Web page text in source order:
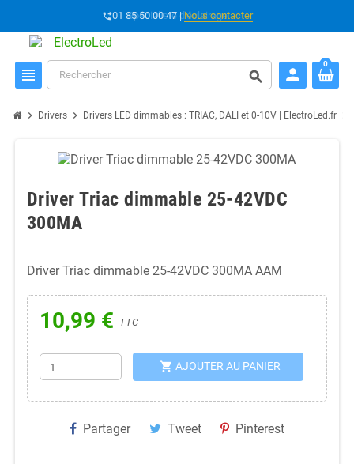
Spécialiste d'éclairage
phone_forwarded01 85 50 00 47 |Nous contacter
view_headline search person
0
chevron_right Drivers chevron_right Drivers LED dimmables : TRIAC, DALI et 0-10V | ElectroLed.fr
Driver Triac dimmable 25-42VDC
300MA
Driver Triac dimmable 25-42VDC 300MA AAM
10,99 € TTC
shopping_cart AJOUTER AU PANIER
Partager Tweet Pinterest